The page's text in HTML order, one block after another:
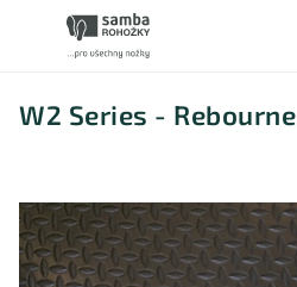
W2 Series - Rebourne